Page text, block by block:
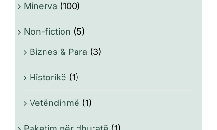
Minerva (100)
Non-fiction (5)
Biznes & Para (3)
Historikë (1)
Vetëndihmë (1)